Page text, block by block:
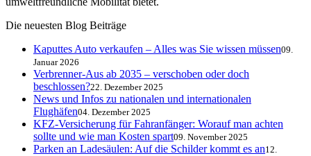
Die neuesten Blog Beiträge
Kaputtes Auto verkaufen – Alles was Sie wissen müssen09.
Januar 2026
Verbrenner-Aus ab 2035 – verschoben oder doch
beschlossen?22. Dezember 2025
News und Infos zu nationalen und internationalen
Flughäfen04. Dezember 2025
KFZ-Versicherung für Fahranfänger: Worauf man achten
sollte und wie man Kosten spart09. November 2025
Parken an Ladesäulen: Auf die Schilder kommt es an12.